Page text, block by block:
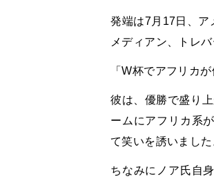
発端は7月 17日、ア
メディアン、トレ
「W杯でアフリカが
彼は、優勝で盛り
ームにアフリカ系
て笑いを誘いました
ちなみにノア氏自